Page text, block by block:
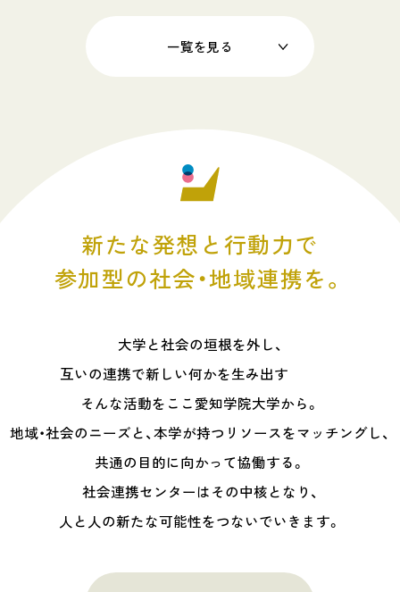
一覧を見る
新たな発想と行動力で
参加型の社会・地域連携を。
大学と社会の垣根を外し、
互いの連携で新しい何かを生み出す
そんな活動をここ愛知学院大学から。
地域・社会のニーズと、本学が持つリソースをマッチングし、
共通の目的に向かって協働する。
社会連携センターはその中核となり、
人と人の新たな可能性をつないでいきます。